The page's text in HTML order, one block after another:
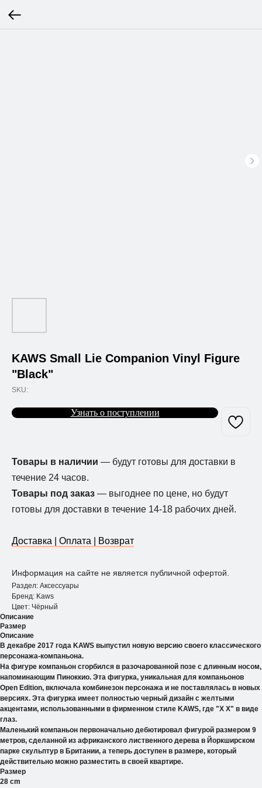
KAWS Small Lie Companion Vinyl Figure
"Black"
SKU:
Узнать о поступлении
Товары в наличии — будут готовы для доставки в
течение 24 часов.
Товары под заказ — выгоднее по цене, но будут
готовы для доставки в течение 14-18 рабочих дней.
Доставка | Оплата | Возврат
Информация на сайте не является публичной офертой.
Раздел: Аксессуары
Бренд: Kaws
Цвет: Чёрный
Описание
Размер
Описание
В декабре 2017 года KAWS выпустил новую версию своего классического
персонажа-компаньона.
На фигуре компаньон сгорбился в разочарованной позе с длинным носом,
напоминающим Пиноккио. Эта фигурка, уникальная для компаньонов
Open Edition, включала комбинезон персонажа и не поставлялась в новых
версиях. Эта фигурка имеет полностью черный дизайн с желтыми
акцентами, использованными в фирменном стиле KAWS, где "X X" в виде
глаз.
Маленький компаньон первоначально дебютировал фигурой размером 9
метров, сделанной из африканского лиственного дерева в Йоркширском
парке скульптур в Британии, а теперь доступен в размере, который
действительно можно разместить в своей квартире.
Размер
28 cm